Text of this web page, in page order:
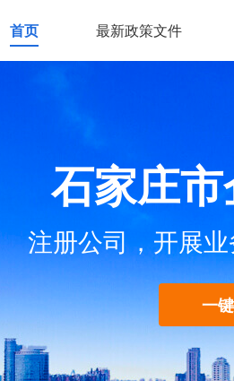
首页 最新政策文件
石家庄
注册公司，开展
一